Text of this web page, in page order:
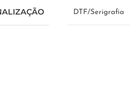
DTF/Serigrafia